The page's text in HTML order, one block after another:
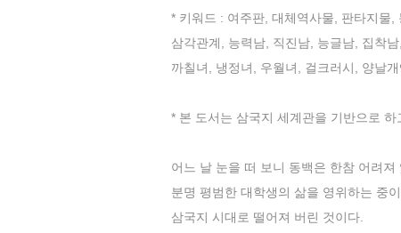
* 키워드 : 여주판, 대체역사물, 판타지물
삼각관계, 능력남, 직진남, 능글남, 집착
까칠녀, 냉정녀, 우월녀, 걸크러시, 양날
* 본 도서는 삼국지 세계관을 기반으로
어느 날 눈을 떠 보니 동백은 한참 어려져
분명 평범한 대학생의 삶을 영위하는 중이
삼국지 시대로 떨어져 버린 것이다.